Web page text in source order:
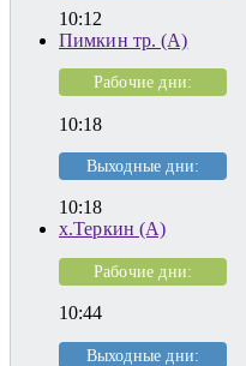
10:12
Пимкин тр. (А)
Рабочие дни:
10:18
Выходные дни:
10:18
х.Теркин (А)
Рабочие дни:
10:44
Выходные дни: